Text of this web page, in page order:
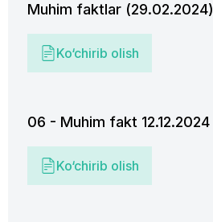
Muhim faktlar (29.02.2024)
Ko‘chirib olish
06 - Muhim fakt 12.12.2024
Ko‘chirib olish